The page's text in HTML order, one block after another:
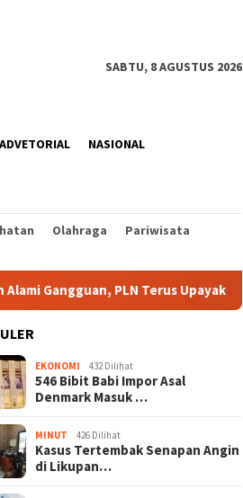
SABTU, 8 AGUSTUS 2026
ADVETORIAL NASIONAL
Olahraga
Pariwisata
PLN Terus Upayakan Pemulihan
EKONOMI 432 Dilihat
546 Bibit Babi Impor Asal
Denmark Masuk …
MINUT 426 Dilihat
Kasus Tertembak Senapan Angin
di Likupan…